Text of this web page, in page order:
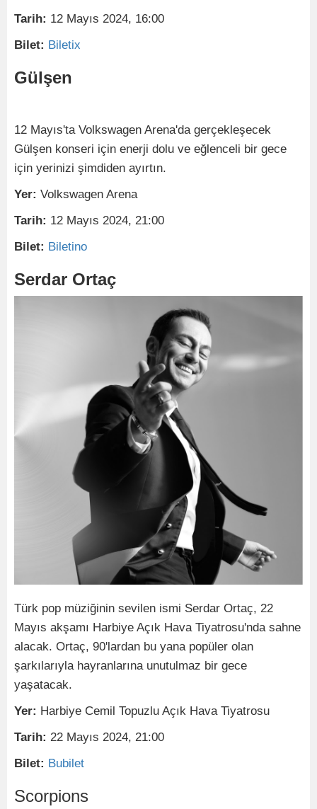
Tarih: 12 Mayıs 2024, 16:00
Bilet: Biletix
Gülşen
12 Mayıs'ta Volkswagen Arena'da gerçekleşecek
Gülşen konseri için enerji dolu ve eğlenceli bir gece
için yerinizi şimdiden ayırtın.
Yer: Volkswagen Arena
Tarih: 12 Mayıs 2024, 21:00
Bilet: Biletino
Serdar Ortaç
Türk pop müziğinin sevilen ismi Serdar Ortaç, 22
Mayıs akşamı Harbiye Açık Hava Tiyatrosu'nda sahne
alacak. Ortaç, 90'lardan bu yana popüler olan
şarkılarıyla hayranlarına unutulmaz bir gece
yaşatacak.
Yer: Harbiye Cemil Topuzlu Açık Hava Tiyatrosu
Tarih: 22 Mayıs 2024, 21:00
Bilet: Bubilet
Scorpions